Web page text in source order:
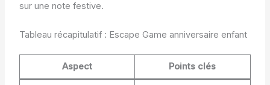
sur une note festive.
Tableau récapitulatif : Escape Game anniversaire enfant
Aspect Points clés